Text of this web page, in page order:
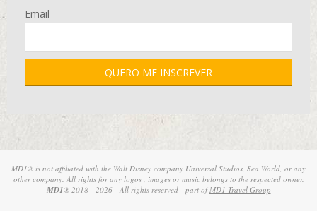
Email
MD1® is not affiliated with the Walt Disney company Universal Studios, Sea World, or any
other company. All rights for any logos , images or music belongs to the respected owner.
MD1® 2018 - 2026 - All rights reserved - part ofMD1 Travel Group